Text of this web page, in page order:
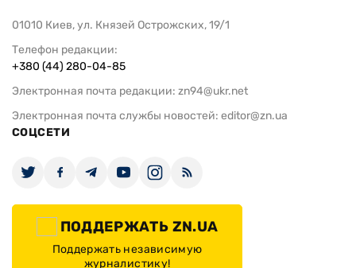
01010 Киев, ул. Князей Острожских, 19/1
Телефон редакции:
+380 (44) 280-04-85
Электронная почта редакции: zn94@ukr.net
Электронная почта службы новостей: editor@zn.ua
СОЦСЕТИ
ПОДДЕРЖАТЬ ZN.UA
Поддержать независимую
журналистику!